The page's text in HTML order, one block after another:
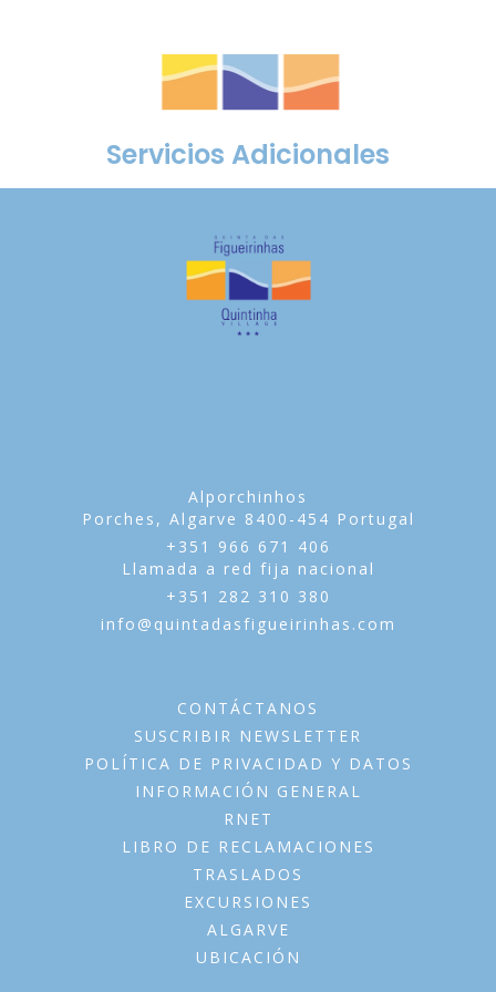
Servicios Adicionales
Alporchinhos
Porches, Algarve 8400-454 Portugal
+351 966 671 406
Llamada a red fija nacional
+351 282 310 380
info@quintadasfigueirinhas.com
CONTÁCTANOS
SUSCRIBIR NEWSLETTER
POLÍTICA DE PRIVACIDAD Y DATOS
INFORMACIÓN GENERAL
RNET
LIBRO DE RECLAMACIONES
TRASLADOS
EXCURSIONES
ALGARVE
UBICACIÓN